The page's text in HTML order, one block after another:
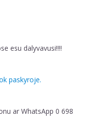
esu dalyvavusi!!!!
paskyroje.
ar WhatsApp 0 698